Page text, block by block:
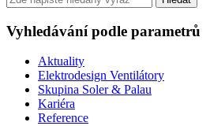
Vyhledávání podle parametrů
Aktuality
Elektrodesign Ventilátory
Skupina Soler & Palau
Kariéra
Reference